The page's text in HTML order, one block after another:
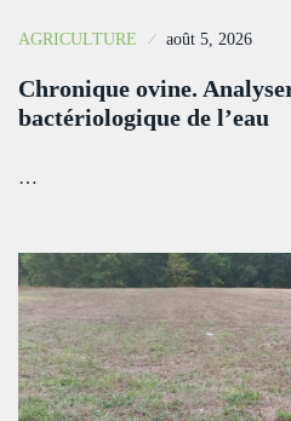
AGRICULTURE août 5, 2026
Chronique ovine.
bactériologique de l’eau
…